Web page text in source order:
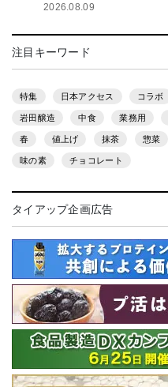
2026.08.09
注目キーワード
特集 日本アクセス コラボ
岩田醸造 中食 業務用
春 値上げ 抹茶 惣菜
味の素 チョコレート
タイアップ企画広告